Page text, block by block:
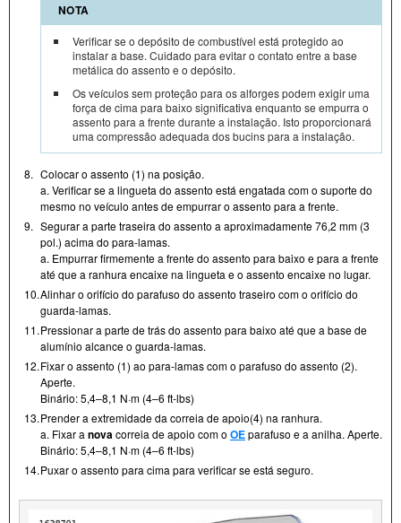
NOTA
Verificar se o depósito de combustível está protegido ao
instalar a base. Cuidado para evitar o contato entre a base
metálica do assento e o depósito.
Os veículos sem proteção para os alforges podem exigir uma
força de cima para baixo significativa enquanto se empurra o
assento para a frente durante a instalação. Isto proporcionará
uma compressão adequada dos bucins para a instalação.
8. Colocar o assento (1) na posição.
a. Verificar se a lingueta do assento está engatada com o suporte do
mesmo no veículo antes de empurrar o assento para a frente.
9. Segurar a parte traseira do assento a aproximadamente 76,2 mm (3
pol.) acima do para-lamas.
a. Empurrar firmemente a frente do assento para baixo e para a frente
até que a ranhura encaixe na lingueta e o assento encaixe no lugar.
10.Alinhar o orifício do parafuso do assento traseiro com o orifício do
guarda-lamas.
11.Pressionar a parte de trás do assento para baixo até que a base de
alumínio alcance o guarda-lamas.
12.Fixar o assento (1) ao para-lamas com o parafuso do assento (2).
Aperte.
Binário: 5,4–8,1 N·m (4–6 ft-lbs)
13.Prender a extremidade da correia de apoio(4) na ranhura.
a. Fixar a novacorreia de apoio com o OEparafuso e a anilha. Aperte.
Binário: 5,4–8,1 N·m (4–6 ft-lbs)
14.Puxar o assento para cima para verificar se está seguro.